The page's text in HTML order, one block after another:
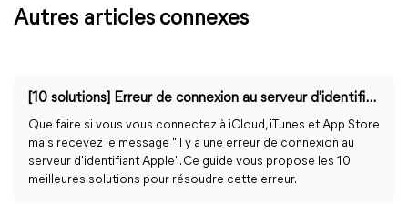
Autres articles connexes
[10 solutions] Erreur de connexion au serveur d'identifiant Apple
Que faire si vous vous connectez à iCloud, iTunes et App Store
mais recevez le message "Il y a une erreur de connexion au
serveur d'identifiant Apple". Ce guide vous propose les 10
meilleures solutions pour résoudre cette erreur.